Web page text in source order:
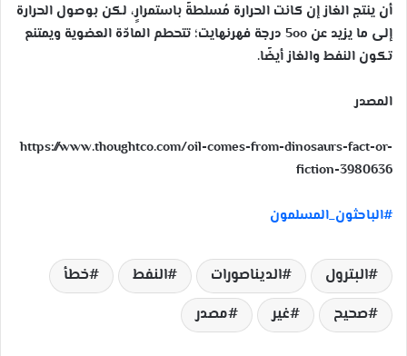
أن ينتج الغاز إن كانت الحرارة مُسلطةً باستمرارٍ، لكن بوصول الحرارة
إلى ما يزيد عن 5oo درجة فهرنهايت؛ تتحطم المادّة العضوية ويمتنع
تكون النفط والغاز أيضًا.
المصدر
https://www.thoughtco.com/oil-comes-from-dinosaurs-fact-or-
fiction-3980636
#الباحثون_المسلمون
البترول الديناصورات النفط
خطأ
صحيح
غير مصدر